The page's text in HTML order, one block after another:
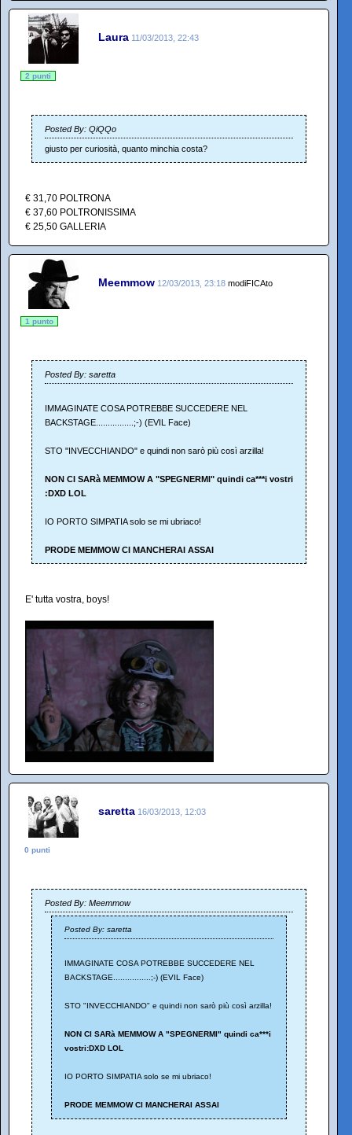
Laura 11/03/2013, 22:43
2 punti
Posted By: QiQQo
giusto per curiosità, quanto minchia costa?
€ 31,70 POLTRONA
€ 37,60 POLTRONISSIMA
€ 25,50 GALLERIA
Meemmow 12/03/2013, 23:18 modiFICAto
1 punto
Posted By: saretta
IMMAGINATE COSA POTREBBE SUCCEDERE NEL
BACKSTAGE................;-) (EVIL Face)
STO "INVECCHIANDO" e quindi non sarò più così arzilla!
NON CI SARà MEMMOW A "SPEGNERMI" quindi ca***i vostri
:DXD LOL
IO PORTO SIMPATIA solo se mi ubriaco!
PRODE MEMMOW CI MANCHERAI ASSAI
E' tutta vostra, boys!
saretta 16/03/2013, 12:03
0 punti
Posted By: Meemmow
Posted By: saretta
IMMAGINATE COSA POTREBBE SUCCEDERE NEL
BACKSTAGE................;-) (EVIL Face)
STO "INVECCHIANDO" e quindi non sarò più così arzilla!
NON CI SARà MEMMOW A "SPEGNERMI" quindi ca***i
vostri:DXD LOL
IO PORTO SIMPATIA solo se mi ubriaco!
PRODE MEMMOW CI MANCHERAI ASSAI